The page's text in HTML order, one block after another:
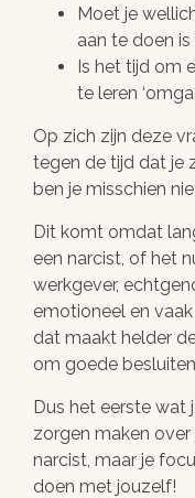
Moet je
aan te doen
Is het tijd om
te leren
Op zich zijn deze
tegen de tijd dat je
ben je misschien
Dit komt omdat
een narcist, of het
werkgever,
emotioneel en
dat maakt helder
om goede
Dus het eerste wat
zorgen maken
narcist, maar je
doen met jouzelf!